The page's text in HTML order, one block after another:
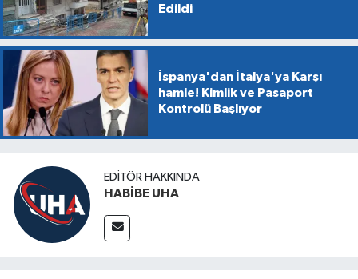
Edildi
İspanya'dan İtalya'ya Karşı
hamle! Kimlik ve Pasaport
Kontrolü Başlıyor
EDITÖR HAKKINDA
HABİBE UHA